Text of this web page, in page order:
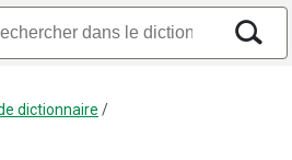
dictionnaire /